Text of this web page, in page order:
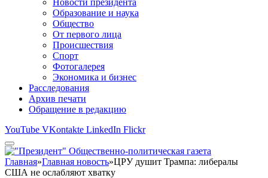
Новости президента
Образование и наука
Общество
От первого лица
Происшествия
Спорт
Фотогалерея
Экономика и бизнес
Расследования
Архив печати
Обращение в редакцию
YouTube VKontakte LinkedIn Flickr
Главная»Главная новость»ЦРУ душит Трампа: либералы
США не ослабляют хватку